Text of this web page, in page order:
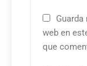
web en
que